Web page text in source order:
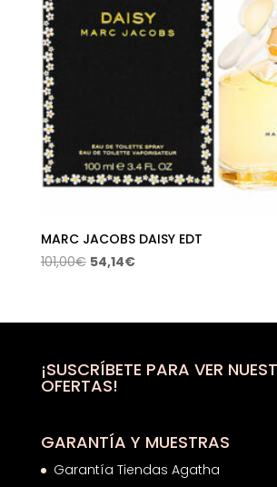
MARC JACOBS DAISY EDT
101,00€ El
era:
54,14€El
es:
¡SUSCRÍBETE PARA VER
OFERTAS!
GARANTÍA Y MUESTRAS
Garantía Tiendas Agatha